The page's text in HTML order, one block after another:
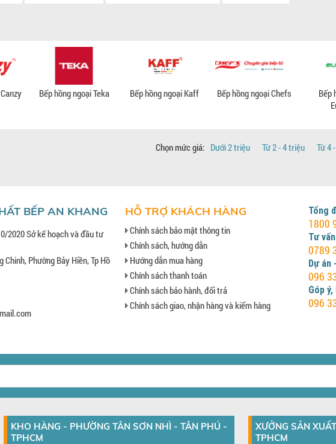
Bếp hồng ngoại Teka Bếp hồng ngoại Kaff Bếp hồng ngoại Chefs
Bếp
Chọn mức giá: Dưới 2 triệu Từ 2 - 4 triệu Từ 4
BẾP AN KHANG
2020 Sở kế hoạch và đầu tư
Phường Bảy Hiền, Tp Hồ
HỖ TRỢ KHÁCH HÀNG
Chính sách bảo mật thông tin
Chính sách, hướng dẫn
Hướng dẫn mua hàng
Chính sách thanh toán
Chính sách bảo hành, đổi trả
Chính sách giao, nhận hàng và kiểm hàng
Tổng
1800
Tư
0789
Dự án
096
Góp
096
KHO HÀNG - PHƯỜNG TÂN SƠN NHÌ - TÂN PHÚ -
TPHCM
XƯỞNG SẢN
TPHCM